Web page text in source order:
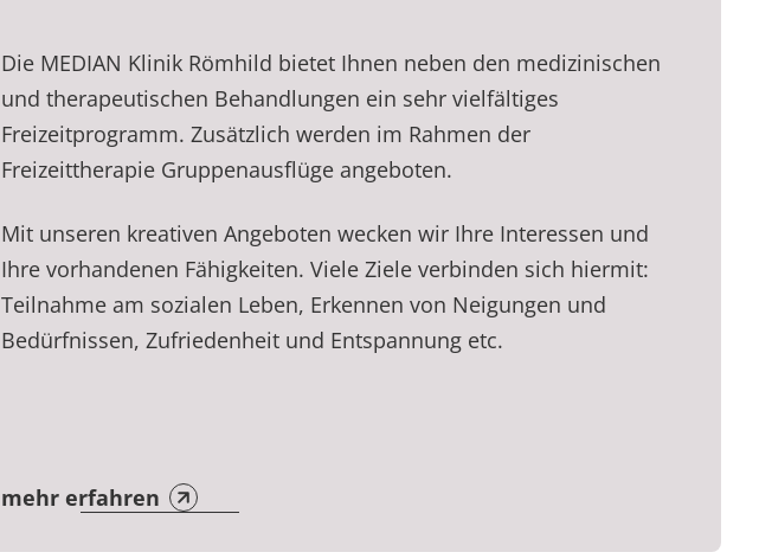
Die MEDIAN Klinik Römhild bietet Ihnen neben den medizinischen
und therapeutischen Behandlungen ein sehr vielfältiges
Freizeitprogramm. Zusätzlich werden im Rahmen der
Freizeittherapie Gruppenausflüge angeboten.
Mit unseren kreativen Angeboten wecken wir Ihre Interessen und
Ihre vorhandenen Fähigkeiten. Viele Ziele verbinden sich hiermit:
Teilnahme am sozialen Leben, Erkennen von Neigungen und
Bedürfnissen, Zufriedenheit und Entspannung etc.
mehr erfahren